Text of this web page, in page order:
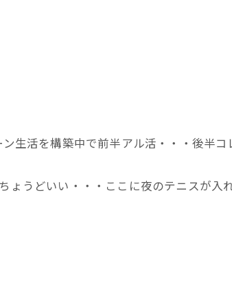
生活を構築中で前半アル活・・・後半コ
うどいい・・・ここに夜のテニスが入